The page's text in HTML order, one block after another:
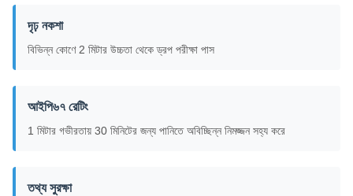
দৃঢ় নকশা
বিভিন্ন কোণে 2 মিটার উচ্চতা থেকে ড্রপ পরীক্ষা পাস
আইপি৬৭ রেটিং
1 মিটার গভীরতায় 30 মিনিটের জন্য পানিতে অবিচ্ছিন্ন নিমজ্জন সহ্য করে
তথ্য সুরক্ষা